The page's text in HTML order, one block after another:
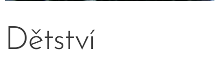
Dětství